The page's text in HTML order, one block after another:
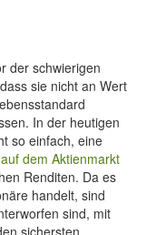
der schwierigen
sie nicht an Wert
In der heutigen
so einfach, eine
auf dem Aktienmarkt
Renditen. Da es
handelt, sind
sind, mit
sichersten